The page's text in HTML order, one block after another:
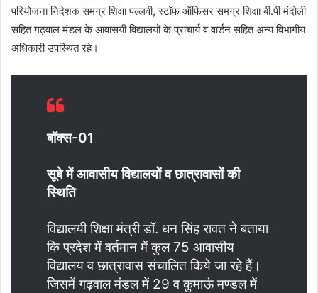
परियोजना निदेशक समग्र शिक्षा पल्लवी, स्टॉफ ऑफिसर समग्र शिक्षा बी.पी मंदोली
सहित गढ़वाल मंडल के आवासयी विद्यालयों के प्राचार्य व वार्डन सहित अन्य विभागीय
अधिकारी उपस्थित रहे।
बॉक्स-01
सूबे में आवासीय विद्यालयों व छात्रावासों की
स्थिति
विद्यालयी शिक्षा मंत्री डॉ. धन सिंह रावत ने बताया
कि प्रदेश में वर्तमान में कुल 75 आवासीय
विद्यालय व छात्रावास संचालित किये जा रहे हैं।
जिसमें गढ़वाल मंडल में 29 व कुमाऊं मण्डल में